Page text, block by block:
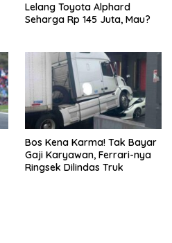
Lelang Toyota Alphard
Seharga Rp 145 Juta, Mau?
Bos Kena Karma! Tak Bayar
Gaji Karyawan, Ferrari-nya
Ringsek Dilindas Truk